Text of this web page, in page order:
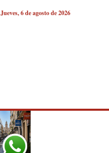
Jueves, 6 de agosto de 2026